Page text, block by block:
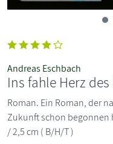
Andreas Eschbach
Ins fahle Herz
Roman. Ein Roman, der
Zukunft schon begonnen
/ 2,5 cm ( B/H/T )